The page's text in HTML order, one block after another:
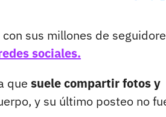
sus millones de
sociales.
que suele compartir fotos y
y su último posteo no